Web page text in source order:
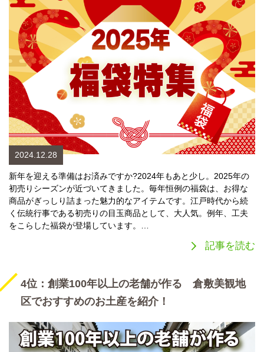
2024.12.28
新年を迎える準備はお済みですか?2024年もあと少し。2025年の
初売りシーズンが近づいてきました。毎年恒例の福袋は、お得な
商品がぎっしり詰まった魅力的なアイテムです。江戸時代から続
く伝統行事である初売りの目玉商品として、大人気。例年、工夫
をこらした福袋が登場しています。…
記事を読む
4位：創業100年以上の老舗が作る 倉敷美観地
区でおすすめのお土産を紹介！